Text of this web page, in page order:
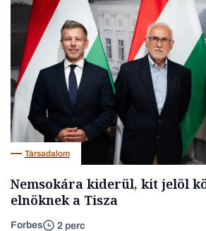
Társadalom
Nemsokára kiderül, kit jelöl
elnöknek a Tisza
Forbes 2 perc